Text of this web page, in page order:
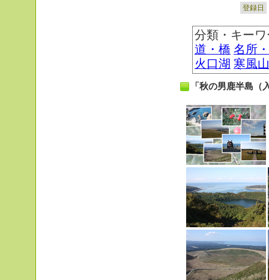
登録日
分類・キー
道・橋 名所
火口湖 寒風山
「秋の男鹿半島